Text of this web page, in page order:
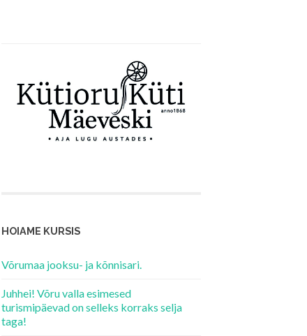
HOIAME KURSIS
Võrumaa jooksu- ja kõnnisari.
Juhhei! Võru valla esimesed
turismipäevad on selleks korraks selja
taga!